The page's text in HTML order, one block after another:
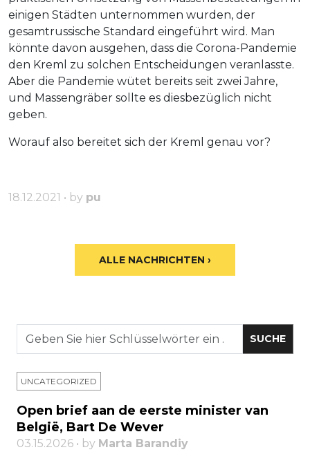
einigen Städten unternommen wurden, der
gesamtrussische Standard eingeführt wird. Man
könnte davon ausgehen, dass die Corona-Pandemie
den Kreml zu solchen Entscheidungen veranlasste.
Aber die Pandemie wütet bereits seit zwei Jahre,
und Massengräber sollte es diesbezüglich nicht
geben.
Worauf also bereitet sich der Kreml genau vor?
18.12.2021 • by pu
ALLE NACHRICHTEN ›
UNCATEGORIZED
Open brief aan de eerste minister van
België, Bart De Wever
03.15.2026 • by Marta Barandiy